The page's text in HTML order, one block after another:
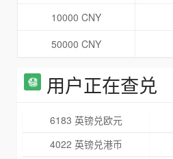
10000 CNY
50000 CNY
用户正在查兑
6183 英镑兑欧元
4022 英镑兑港币